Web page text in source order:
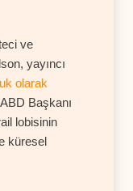
ve
yayıncı
olarak
Başkanı
lobisinin
küresel